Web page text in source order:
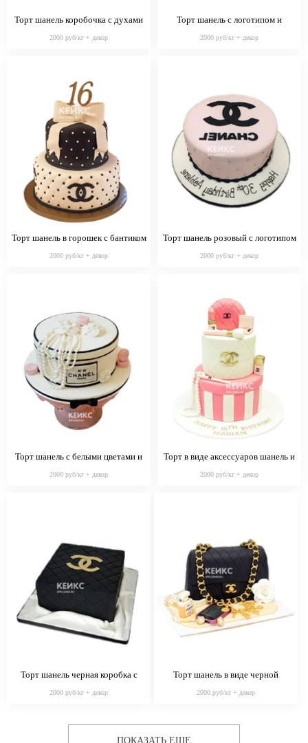
Торт шанель коробочка с духами
2000 руб/кг + декор
Торт шанель с логотипом и
2000 руб/кг + декор
Торт шанель в горошек с бантиком
2000 руб/кг + декор
Торт шанель розовый с логотипом
2000 руб/кг + декор
Торт шанель с белыми цветами и
2000 руб/кг + декор
Торт в виде аксессуаров шанель и
2000 руб/кг + декор
Торт шанель черная коробка с
2000 руб/кг + декор
Торт шанель в виде черной
2000 руб/кг + декор
ПОКАЗАТЬ ЕЩЕ